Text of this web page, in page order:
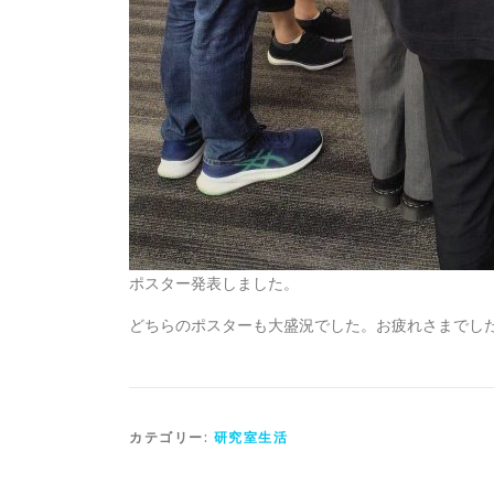
ポスター発表しました。
どちらのポスターも大盛況でした。お疲れさまでし
カテゴリー: 研究室生活